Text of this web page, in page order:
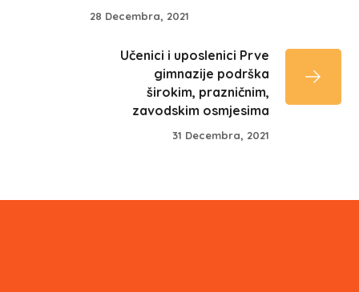
28 Decembra, 2021
Učenici i uposlenici Prve
gimnazije podrška
širokim, prazničnim,
zavodskim osmjesima
31 Decembra, 2021